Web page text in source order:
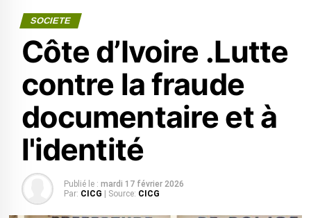
SOCIETE
Côte d’Ivoire .Lutte
contre la fraude
documentaire et à
l'identité
Publié le : mardi 17 février 2026
Par: CICG | Source: CICG